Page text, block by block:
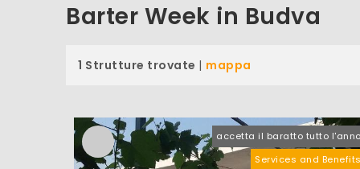
Barter Week in Budva
1 Strutture trovate | mappa
accetta il baratto tutto l'anno
Services and Benefits